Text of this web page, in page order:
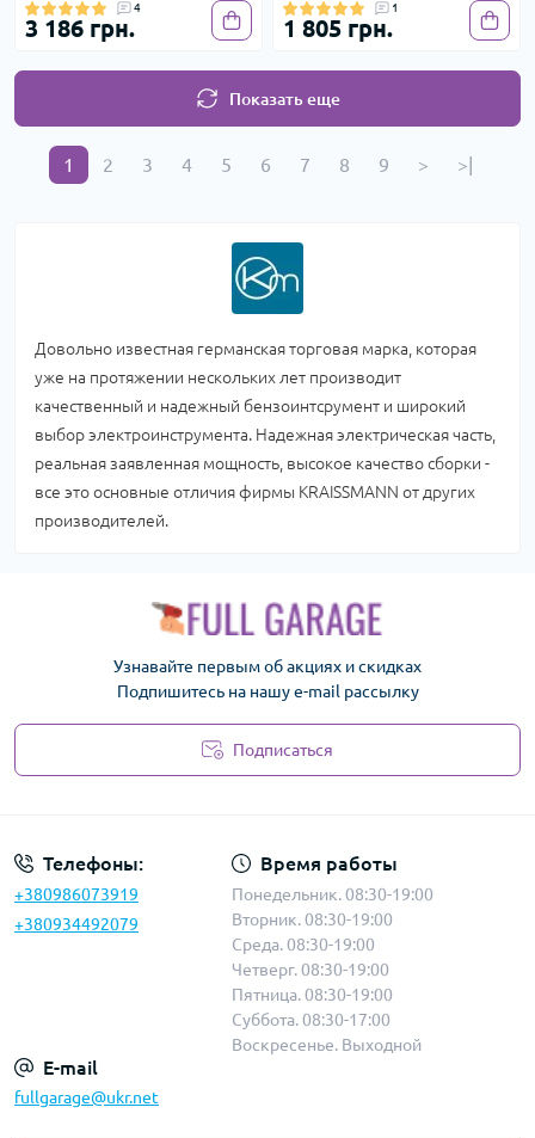
4
3 186 грн.
1
1 805 грн.
Показать еще
1 2 3 4 5 6 7 8 9 > >|
Довольно известная германская торговая марка, которая
уже на протяжении нескольких лет производит
качественный и надежный бензоинтсрумент и широкий
выбор электроинструмента. Надежная электрическая часть,
реальная заявленная мощность, высокое качество сборки -
все это основные отличия фирмы KRAISSMANN от других
производителей.
Узнавайте первым об акциях и скидках
Подпишитесь на нашу e-mail рассылку
Подписаться
Телефоны:
+380986073919
+380934492079
Время работы
Понедельник. 08:30-19:00
Вторник. 08:30-19:00
Среда. 08:30-19:00
Четверг. 08:30-19:00
Пятница. 08:30-19:00
Суббота. 08:30-17:00
Воскресенье. Выходной
E-mail
fullgarage@ukr.net